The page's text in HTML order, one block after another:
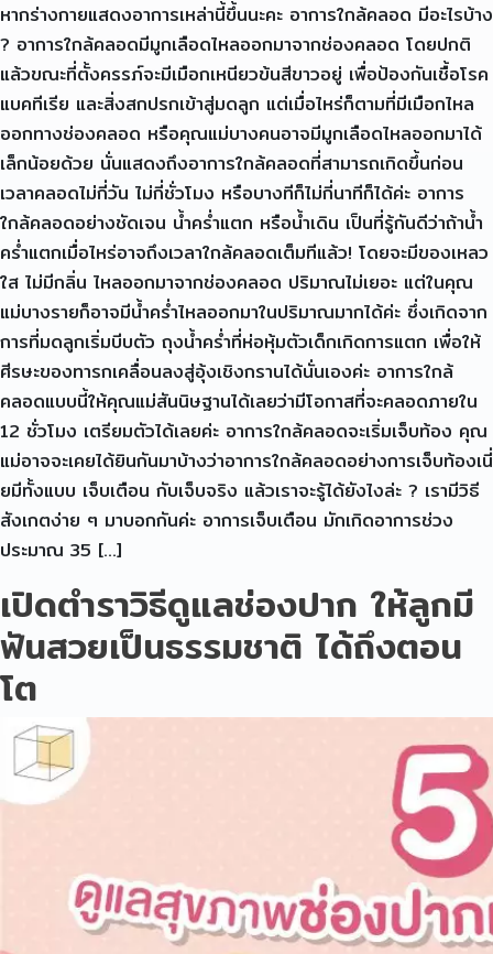
หากร่างกายแสดงอาการเหล่านี้ขึ้นนะคะ อาการใกล้คลอด มีอะไรบ้าง
? อาการใกล้คลอดมีมูกเลือดไหลออกมาจากช่องคลอด โดยปกติ
แล้วขณะที่ตั้งครรภ์จะมีเมือกเหนียวข้นสีขาวอยู่ เพื่อป้องกันเชื้อโรค
แบคทีเรีย และสิ่งสกปรกเข้าสู่มดลูก แต่เมื่อไหร่ก็ตามที่มีเมือกไหล
ออกทางช่องคลอด หรือคุณแม่บางคนอาจมีมูกเลือดไหลออกมาได้
เล็กน้อยด้วย นั่นแสดงถึงอาการใกล้คลอดที่สามารถเกิดขึ้นก่อน
เวลาคลอดไม่กี่วัน ไม่กี่ชั่วโมง หรือบางทีก็ไม่กี่นาทีก็ได้ค่ะ อาการ
ใกล้คลอดอย่างชัดเจน น้ำคร่ำแตก หรือน้ำเดิน เป็นที่รู้กันดีว่าถ้าน้ำ
คร่ำแตกเมื่อไหร่อาจถึงเวลาใกล้คลอดเต็มทีแล้ว! โดยจะมีของเหลว
ใส ไม่มีกลิ่น ไหลออกมาจากช่องคลอด ปริมาณไม่เยอะ แต่ในคุณ
แม่บางรายก็อาจมีน้ำคร่ำไหลออกมาในปริมาณมากได้ค่ะ ซึ่งเกิดจาก
การที่มดลูกเริ่มบีบตัว ถุงน้ำคร่ำที่ห่อหุ้มตัวเด็กเกิดการแตก เพื่อให้
ศีรษะของทารกเคลื่อนลงสู่อุ้งเชิงกรานได้นั่นเองค่ะ อาการใกล้
คลอดแบบนี้ให้คุณแม่สันนิษฐานได้เลยว่ามีโอกาสที่จะคลอดภายใน
12 ชั่วโมง เตรียมตัวได้เลยค่ะ อาการใกล้คลอดจะเริ่มเจ็บท้อง คุณ
แม่อาจจะเคยได้ยินกันมาบ้างว่าอาการใกล้คลอดอย่างการเจ็บท้องเนี่
ยมีทั้งแบบ เจ็บเตือน กับเจ็บจริง แล้วเราจะรู้ได้ยังไงล่ะ ? เรามีวิธี
สังเกตง่าย ๆ มาบอกกันค่ะ อาการเจ็บเตือน มักเกิดอาการช่วง
ประมาณ 35 […]
เปิดตำราวิธีดูแลช่องปาก ให้ลูกมี
ฟันสวยเป็นธรรมชาติ ได้ถึงตอน
โต